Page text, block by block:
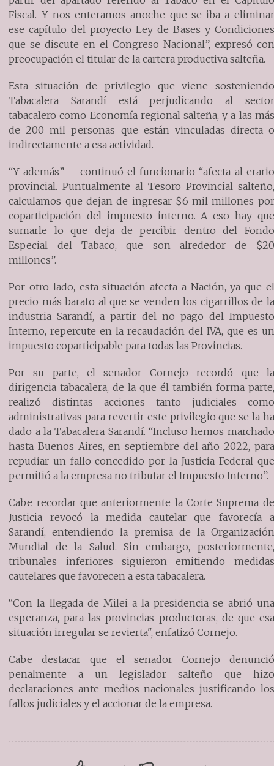
Fiscal. Y nos enteramos anoche que se iba a eliminar
ese capítulo del proyecto Ley de Bases y Condiciones
que se discute en el Congreso Nacional”, expresó con
preocupación el titular de la cartera productiva salteña.
Esta situación de privilegio que viene sosteniendo
Tabacalera Sarandí está perjudicando al sector
tabacalero como Economía regional salteña, y a las más
de 200 mil personas que están vinculadas directa o
indirectamente a esa actividad.
“Y además” – continuó el funcionario “afecta al erario
provincial. Puntualmente al Tesoro Provincial salteño,
calculamos que dejan de ingresar $6 mil millones por
coparticipación del impuesto interno. A eso hay que
sumarle lo que deja de percibir dentro del Fondo
Especial del Tabaco, que son alrededor de $20
millones”.
Por otro lado, esta situación afecta a Nación, ya que el
precio más barato al que se venden los cigarrillos de la
industria Sarandí, a partir del no pago del Impuesto
Interno, repercute en la recaudación del IVA, que es un
impuesto coparticipable para todas las Provincias.
Por su parte, el senador Cornejo recordó que la
dirigencia tabacalera, de la que él también forma parte,
realizó distintas acciones tanto judiciales como
administrativas para revertir este privilegio que se la ha
dado a la Tabacalera Sarandí. “Incluso hemos marchado
hasta Buenos Aires, en septiembre del año 2022, para
repudiar un fallo concedido por la Justicia Federal que
permitió a la empresa no tributar el Impuesto Interno”.
Cabe recordar que anteriormente la Corte Suprema de
Justicia revocó la medida cautelar que favorecía a
Sarandí, entendiendo la premisa de la Organización
Mundial de la Salud. Sin embargo, posteriormente,
tribunales inferiores siguieron emitiendo medidas
cautelares que favorecen a esta tabacalera.
“Con la llegada de Milei a la presidencia se abrió una
esperanza, para las provincias productoras, de que esa
situación irregular se revierta", enfatizó Cornejo.
Cabe destacar que el senador Cornejo denunció
penalmente a un legislador salteño que hizo
declaraciones ante medios nacionales justificando los
fallos judiciales y el accionar de la empresa.